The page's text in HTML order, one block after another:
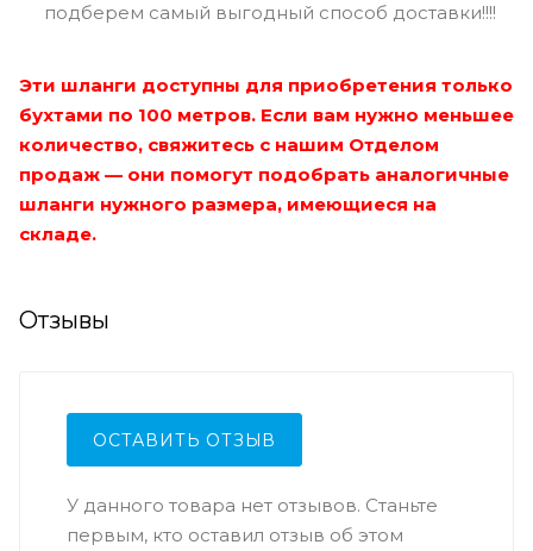
подберем самый выгодный способ доставки!!!!
Эти шланги доступны для приобретения только
бухтами по 100 метров. Если вам нужно меньшее
количество, свяжитесь с нашим Отделом
продаж — они помогут подобрать аналогичные
шланги нужного размера, имеющиеся на
складе.
Отзывы
ОСТАВИТЬ ОТЗЫВ
У данного товара нет отзывов. Станьте
первым, кто оставил отзыв об этом